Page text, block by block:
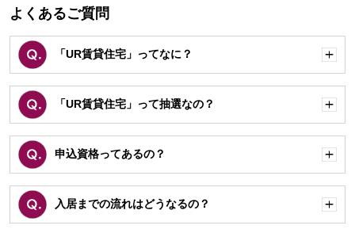
よくあるご質問
「UR賃貸住宅」ってなに？
く
「UR賃貸住宅」って抽選なの？
く
申込資格ってあるの？
く
入居までの流れはどうなるの？
く